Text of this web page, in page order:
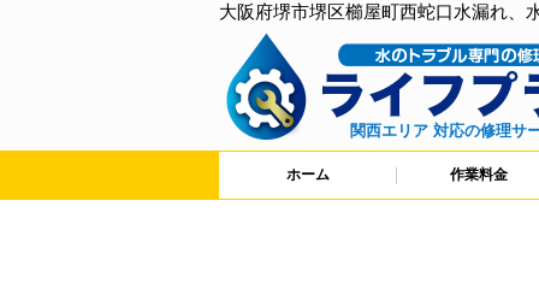
大阪府堺市堺区櫛屋町西蛇口水漏れ、
関西エリア 対応の修理サ
ホーム 作業料金